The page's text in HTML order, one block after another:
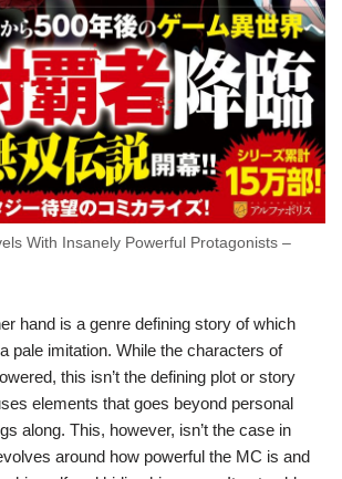
With Insanely Powerful Protagonists –
hand is a genre defining story of which
pale imitation. While the characters of
this isn’t the defining plot or story
elements that goes beyond personal
along. This, however, isn’t the case in
around how powerful the MC is and